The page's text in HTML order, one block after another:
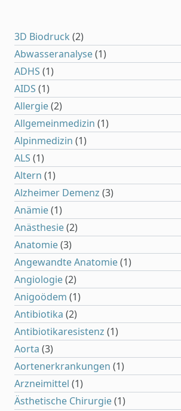
DNA, Erberkrankung, Genetik,
Krankheiten, und
3D Biodruck (2)
Abwasseranalyse(1)
ADHS (1)
AIDS (1)
Allergie(2)
Allgemeinmedizin (1)
Alpinmedizin (1)
ALS (1)
Altern (1)
Alzheimer Demenz (3)
Anämie(1)
Anästhesie(2)
Anatomie(3)
Angewandte Anatomie(1)
Angiologie(2)
Anigoödem (1)
Antibiotika (2)
Antibiotikaresistenz (1)
Aorta (3)
Aortenerkrankungen (1)
Arzneimittel (1)
Ästhetische Chirurgie(1)